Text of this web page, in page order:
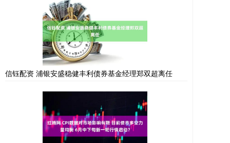
信钰配资 浦银安盛稳健丰利债券基金经理郑双超离任